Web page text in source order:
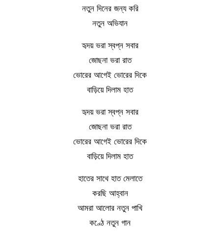
নতুন দিনের জন্য করি
নতুন অভিযান
হৃদয় ভরা স্বপ্ন সবার
জোছনা ভরা রাত
ভোরের আগেই ভোরের দিকে
বাড়িয়ে দিলাম হাত
হৃদয় ভরা স্বপ্ন সবার
জোছনা ভরা রাত
ভোরের আগেই ভোরের দিকে
বাড়িয়ে দিলাম হাত
হাতের সাথে হাত মেলাতে
করছি আহ্বান
আমরা আলোর নতুন পাখি
কণ্ঠে নতুন গান